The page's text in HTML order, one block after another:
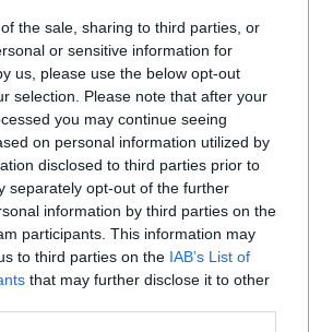
the sale, sharing to third parties, or
or sensitive information for
us, please use the below opt-out
selection. Please note that after your
you may continue seeing
on personal information utilized by
disclosed to third parties prior to
separately opt-out of the further
information by third parties on the
participants. This information may
to third parties on the IAB’s List of
that may further disclose it to other
από τον
ζωντάνεψε
παλιού
η μουσική
βράδυ της 6ης